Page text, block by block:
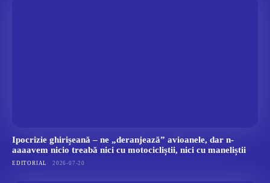
Ipocrizie ghirișeană – ne „deranjează” avioanele, dar n-
aaaavem nicio treabă nici cu motocicliștii, nici cu maneliștii
EDITORIAL 2026-07-20